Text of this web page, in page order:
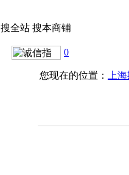
搜全站 搜本商铺
0
您现在的位置： 上